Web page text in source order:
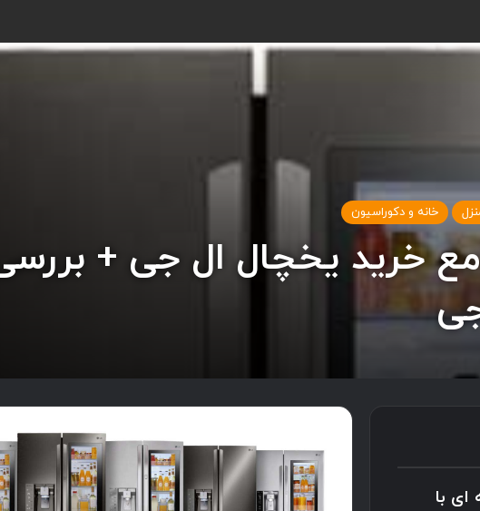
خانه و دکوراسیون
خرید یخچال ال جی +
با